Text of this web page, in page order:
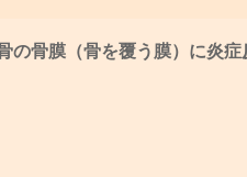
骨膜（骨を覆う膜）に炎